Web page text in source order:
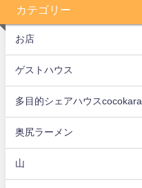
カテゴリー
お店
ゲストハウス
多目的シェアハウスcocokara
奥尻ラーメン
山